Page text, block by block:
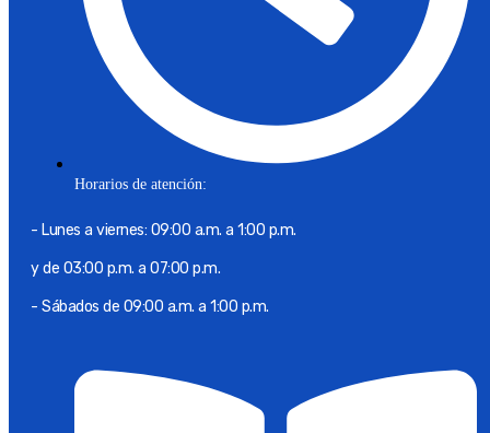
Horarios de atención:
- Lunes a viernes: 09:00 a.m. a 1:00 p.m.
y de 03:00 p.m. a 07:00 p.m.
- Sábados de 09:00 a.m. a 1:00 p.m.